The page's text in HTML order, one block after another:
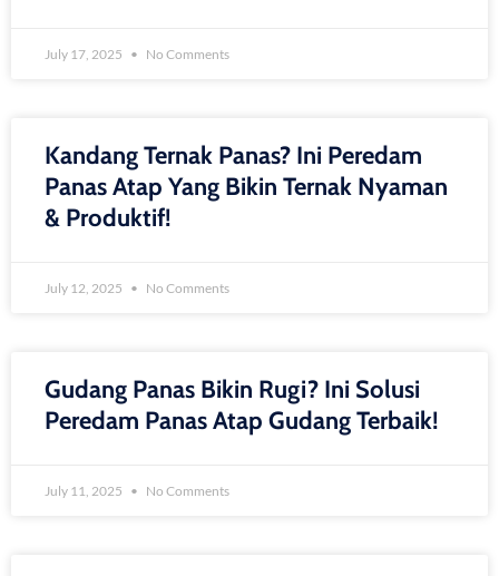
July 17, 2025 No Comments
Kandang Ternak Panas? Ini Peredam
Panas Atap Yang Bikin Ternak Nyaman
& Produktif!
July 12, 2025 No Comments
Gudang Panas Bikin Rugi? Ini Solusi
Peredam Panas Atap Gudang Terbaik!
July 11, 2025 No Comments